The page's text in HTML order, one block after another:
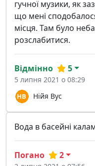
гучної музики, як
що мені
місця. Там було
розслабитися.
Нійя Вус
Відмінно 5
5 липня 2021 о 08:29
Вода в басейні
Погано 2